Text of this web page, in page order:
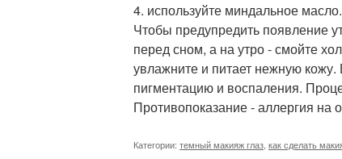
4. используйте миндальное масло.
Чтобы предупредить появление
перед сном, а на утро - смойте
увлажните и питает нежную
пигментацию и воспаления.
Противопоказание - аллергия на
Категории: темный макияж глаз как сделать